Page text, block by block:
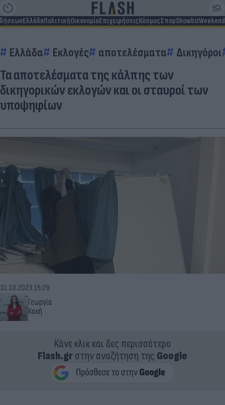
ΕλλάδαΠολιτικήΟικονομίαΕπιχειρήσειςΚόσμοςΣπορShowbizWeekend
Ελλάδα Εκλογές αποτελέσματα Δικηγόροι
Τα αποτελέσματα της κάλπης των
δικηγορικών εκλογών και οι σταυροί των
υποψηφίων
Γεωργία
Κακή
31.10.2023 15:29
Κάνε κλικ και δες περισσότερο
Flash.grστην αναζήτηση της Google